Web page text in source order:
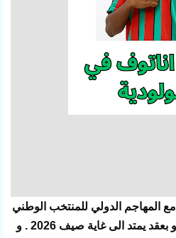
مع المهاجم الدولي للمنتخب الوطني
و بعقد يمتد الى غاية صيف 2026 . و